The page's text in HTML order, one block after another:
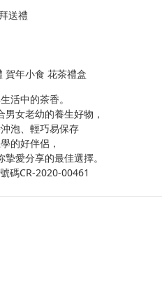
活中的茶香。
女老幼的養生好物，
泡、輕巧易保存
的好伴侶，
愛分享的最佳選擇。
碼CR-2020-00461